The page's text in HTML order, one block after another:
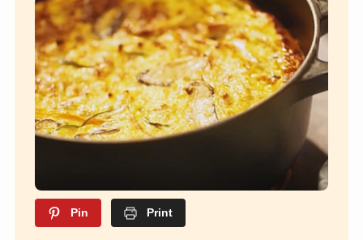
Pin Print